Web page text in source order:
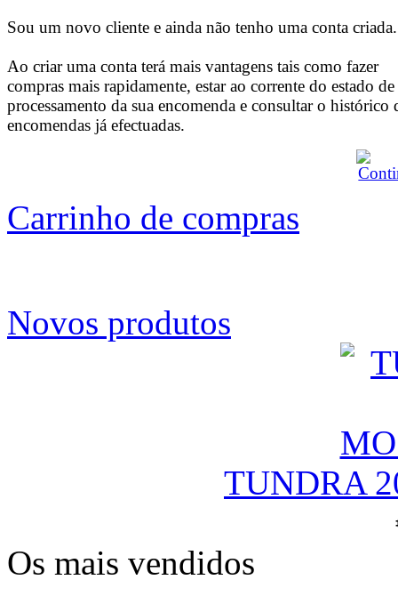
Sou um novo cliente e ainda não tenho uma conta criada.
Ao criar uma conta terá mais vantagens tais como fazer
compras mais rapidamente, estar ao corrente do estado de
processamento da sua encomenda e consultar o histórico
encomendas já efectuadas.
Carrinho de compras
Novos produtos
TUNDRA
Os mais vendidos